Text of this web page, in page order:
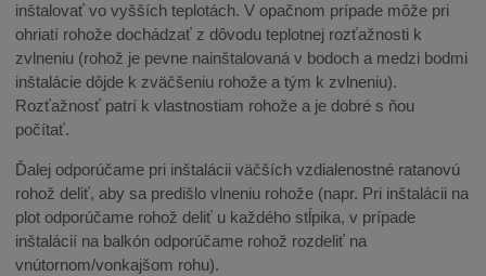
inštalovať vo vyšších teplotách. V opačnom prípade môže pri
ohriatí rohože dochádzať z dôvodu teplotnej rozťažnosti k
zvlneniu (rohož je pevne nainštalovaná v bodoch a medzi bodmi
inštalácie dôjde k zväčšeniu rohože a tým k zvlneniu).
Rozťažnosť patrí k vlastnostiam rohože a je dobré s ňou
počítať.
Ďalej odporúčame pri inštalácii väčších vzdialenostné ratanovú
rohož deliť, aby sa predišlo vlneniu rohože (napr. Pri inštalácii na
plot odporúčame rohož deliť u každého stĺpika, v prípade
inštalácií na balkón odporúčame rohož rozdeliť na
vnútornom/vonkajšom rohu).